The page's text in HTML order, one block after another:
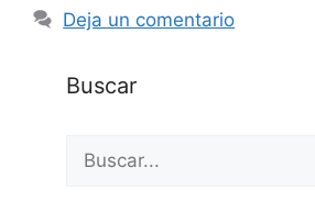
Deja un comentario
Buscar
Buscar: